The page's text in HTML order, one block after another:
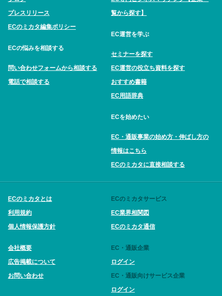
プレスリリース
ECのミカタ編集ポリシー
ECの悩みを相談する
問い合わせフォームから相談する
電話で相談する
覧から探す】
EC運営を学ぶ
セミナーを探す
EC運営の役立ち資料を探す
おすすめ書籍
EC用語辞典
ECを始めたい
EC・通販事業の始め方・伸ばし方の
情報はこちら
ECのミカタに直接相談する
ECのミカタとは
利用規約
個人情報保護方針
会社概要
広告掲載について
お問い合わせ
ECのミカタサービス
EC業界相関図
ECのミカタ通信
EC・通販企業
ログイン
EC・通販向けサービス企業
ログイン